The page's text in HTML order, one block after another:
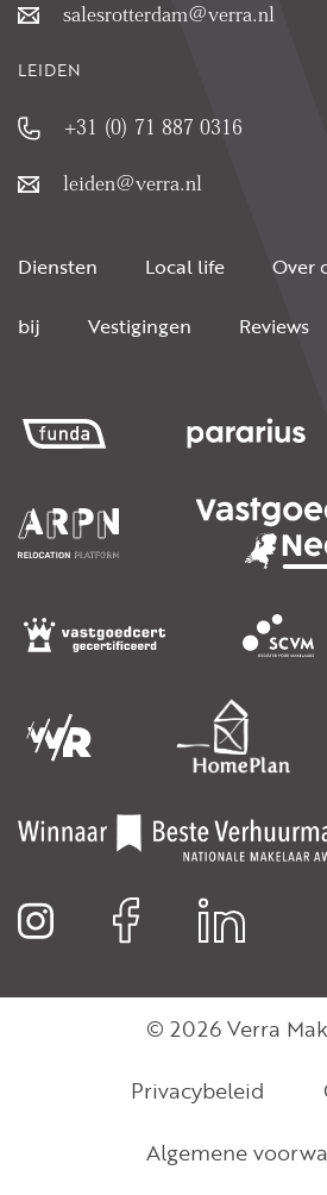
salesrotterdam@verra.nl
LEIDEN
+31 (0) 71 887 0316
leiden@verra.nl
Diensten Local life Over
bij Vestigingen Reviews
© 2026 Verra
Privacybeleid
Algemene